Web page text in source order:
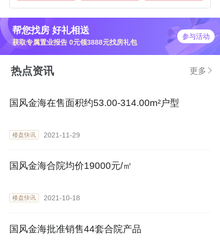
帮您找房 好礼相送
获取专属置业报告 0元领3888元找房礼包
参与活动
热点资讯 更多
国风金海在售面积约53.00-314.00m²户型
楼盘快讯 2021-11-29
国风金海合院均价19000元/㎡
楼盘快讯 2021-10-18
国风金海批准销售44套合院产品